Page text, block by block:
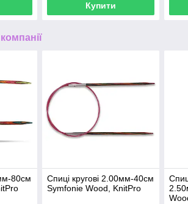
Купити
80см
Спиці кругові 2.00мм-40см
Symfonie Wood, KnitPro